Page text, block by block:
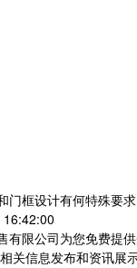
门框设计有何特殊要求
有限公司为您免费提供
关信息发布和资讯展